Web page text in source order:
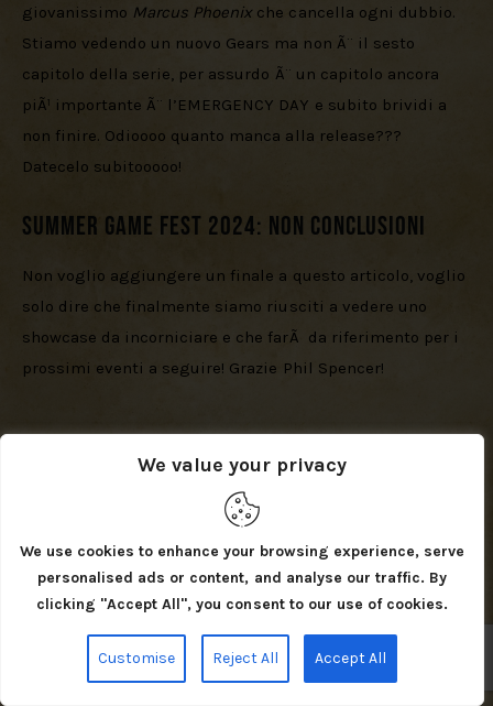
We value your privacy
We use cookies to enhance your browsing experience, serve
personalised ads or content, and analyse our traffic. By
clicking "Accept All", you consent to our use of cookies.
Customise Reject All Accept All
giovanissimo Marcus Phoenix che cancella ogni dubbio.
Stiamo vedendo un nuovo Gears ma non Ã¨ il sesto
capitolo della serie, per assurdo Ã¨ un capitolo ancora
piÃ¹ importante Ã¨ l’EMERGENCY DAY e subito brividi a
non finire. Odioooo quanto manca alla release???
Datecelo subitooooo!
Summer Game Fest 2024: Non conclusioni
Non voglio aggiungere un finale a questo articolo, voglio
solo dire che finalmente siamo riusciti a vedere uno
showcase da incorniciare e che farÃ  da riferimento per i
prossimi eventi a seguire! Grazie Phil Spencer!
Share
Call Of Duty: Black Ops 6 Clair Obscur: Expedition 33